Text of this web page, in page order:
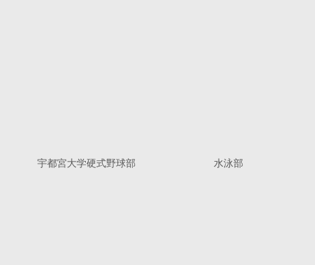
宇都宮大学硬式野球部 水泳部